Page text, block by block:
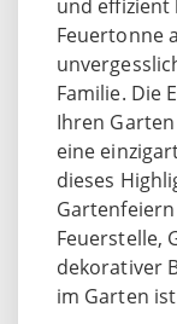
und effizient
Feuertonne
Familie. Die
Ihren
eine
dieses
Feuerstelle,
dekorativer
im Garten